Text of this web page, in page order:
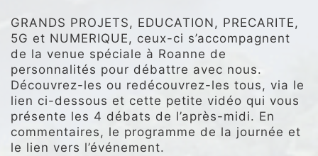
GRANDS PROJETS, EDUCATION, PRECARITE,
5G et NUMERIQUE, ceux-ci s’accompagnent
de la venue spéciale à Roanne de
personnalités pour débattre avec nous.
Découvrez-les ou redécouvrez-les tous, via le
lien ci-dessous et cette petite vidéo qui vous
présente les 4 débats de l’après-midi. En
commentaires, le programme de la journée et
le lien vers l’événement.